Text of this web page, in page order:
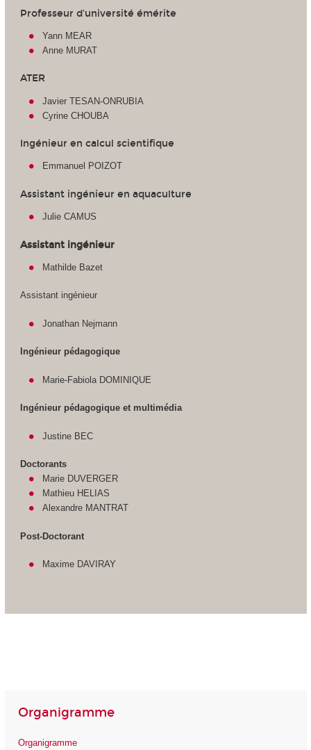
Professeur d'université émérite
Yann MEAR
Anne MURAT
ATER
Javier TESAN-ONRUBIA
Cyrine CHOUBA
Ingénieur en calcul scientifique
Emmanuel POIZOT
Assistant ingénieur en aquaculture
Julie CAMUS
Assistant ingénieur
Mathilde Bazet
Assistant ingénieur
Jonathan Nejmann
Ingénieur pédagogique
Marie-Fabiola DOMINIQUE
Ingénieur pédagogique et multimédia
Justine BEC
Doctorants
Marie DUVERGER
Mathieu HELIAS
Alexandre MANTRAT
Post-Doctorant
Maxime DAVIRAY
Organigramme
Organigramme